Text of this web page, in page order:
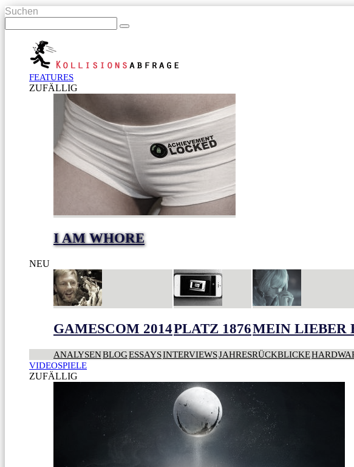
Suchen
FEATURES
ZUFÄLLIG
I AM WHORE
NEU
GAMESCOM 2014PLATZ 1876MEIN LIEBER
ANALYSENBLOGESSAYSINTERVIEWSJAHRESRÜCKBLICKE
VIDEOSPIELE
ZUFÄLLIG